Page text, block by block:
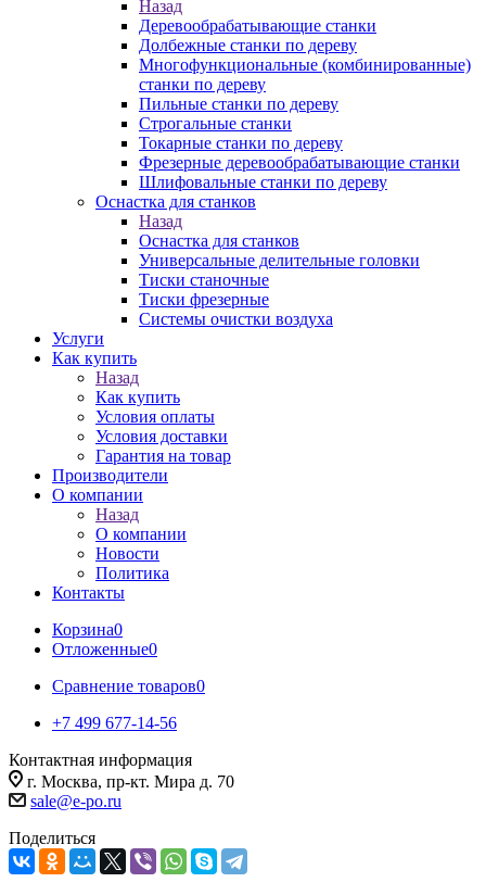
Назад
Деревообрабатывающие станки
Долбежные станки по дереву
Многофункциональные (комбинированные)
станки по дереву
Пильные станки по дереву
Строгальные станки
Токарные станки по дереву
Фрезерные деревообрабатывающие станки
Шлифовальные станки по дереву
Оснастка для станков
Назад
Оснастка для станков
Универсальные делительные головки
Тиски станочные
Тиски фрезерные
Системы очистки воздуха
Услуги
Как купить
Назад
Как купить
Условия оплаты
Условия доставки
Гарантия на товар
Производители
О компании
Назад
О компании
Новости
Политика
Контакты
Корзина0
Отложенные0
Сравнение товаров0
+7 499 677-14-56
Контактная информация
г. Москва, пр-кт. Мира д. 70
sale@e-po.ru
Поделиться